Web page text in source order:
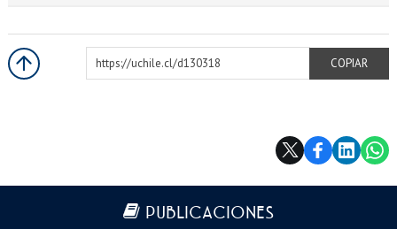
https://uchile.cl/d130318
COPIAR
Más información
PUBLICACIONES